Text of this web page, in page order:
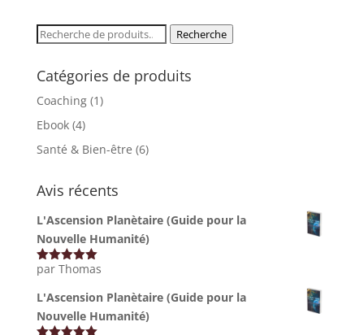
Recherche
Recherche
Catégories de produits
Coaching (1)
Ebook (4)
Santé & Bien-être (6)
Avis récents
L'Ascension Planètaire (Guide pour la
Nouvelle Humanité)
Note 5sur
par Thomas
L'Ascension Planètaire (Guide pour la
Nouvelle Humanité)